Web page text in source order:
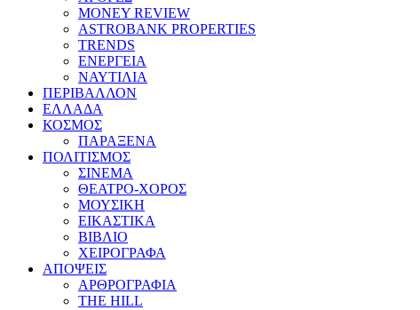
MONEY REVIEW
ASTROBANK PROPERTIES
TRENDS
ΕΝΕΡΓΕΙΑ
ΝΑΥΤΙΛΙΑ
ΠΕΡΙΒΑΛΛΟΝ
ΕΛΛΑΔΑ
ΚΟΣΜΟΣ
ΠΑΡΑΞΕΝΑ
ΠΟΛΙΤΙΣΜΟΣ
ΣΙΝΕΜΑ
ΘΕΑΤΡΟ-ΧΟΡΟΣ
ΜΟΥΣΙΚΗ
ΕΙΚΑΣΤΙΚΑ
ΒΙΒΛΙΟ
ΧΕΙΡΟΓΡΑΦΑ
ΑΠΟΨΕΙΣ
ΑΡΘΡΟΓΡΑΦΙΑ
THE HILL